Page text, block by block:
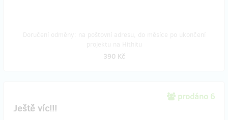
390 Kč
prodáno 6
Ještě víc!!!